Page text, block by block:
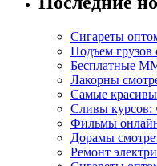
Сигареты
Подъем
Бесплатные
Лакорны
Самые
Сливы курсов:
Фильмы
Дорамы
Ремонт